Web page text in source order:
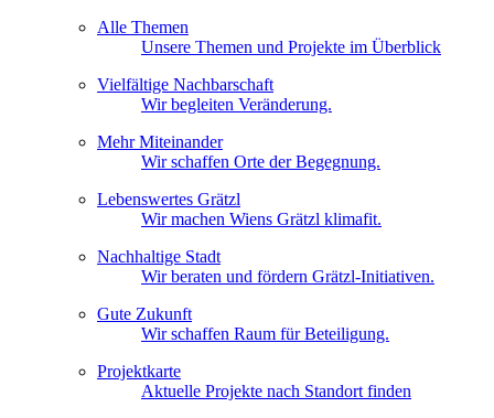
Alle Themen
Unsere Themen und Projekte im Überblick
Vielfältige Nachbarschaft
Wir begleiten Veränderung.
Mehr Miteinander
Wir schaffen Orte der Begegnung.
Lebenswertes Grätzl
Wir machen Wiens Grätzl klimafit.
Nachhaltige Stadt
Wir beraten und fördern Grätzl-Initiativen.
Gute Zukunft
Wir schaffen Raum für Beteiligung.
Projektkarte
Aktuelle Projekte nach Standort finden